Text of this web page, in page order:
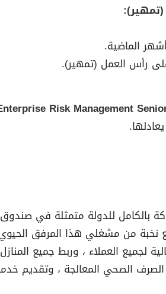
الماضية.
رأس العمل (تمهير).
للدولة متمثلة في
مع نخبة من مشغلي هذا المرفق
العملاء ، وربط جميع
الصحي المعالجة ، وتقديم